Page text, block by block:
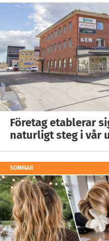
Företag etablerar
naturligt steg i vår
SOMMAR